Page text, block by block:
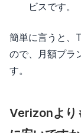
ビスです。
簡単に言うと、
ので、月額プラ
す。
Verizonより